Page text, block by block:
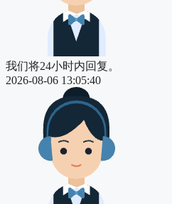
我们将24小时内回复。
2026-08-06 13:05:40